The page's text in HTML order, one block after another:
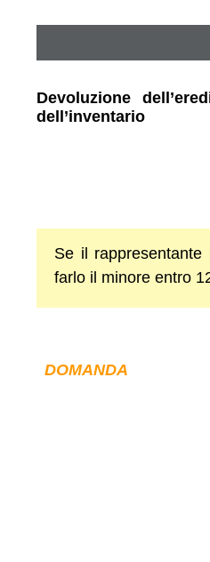
Devoluzione
dell’inventario
Se il
farlo il minore entro
DOMANDA